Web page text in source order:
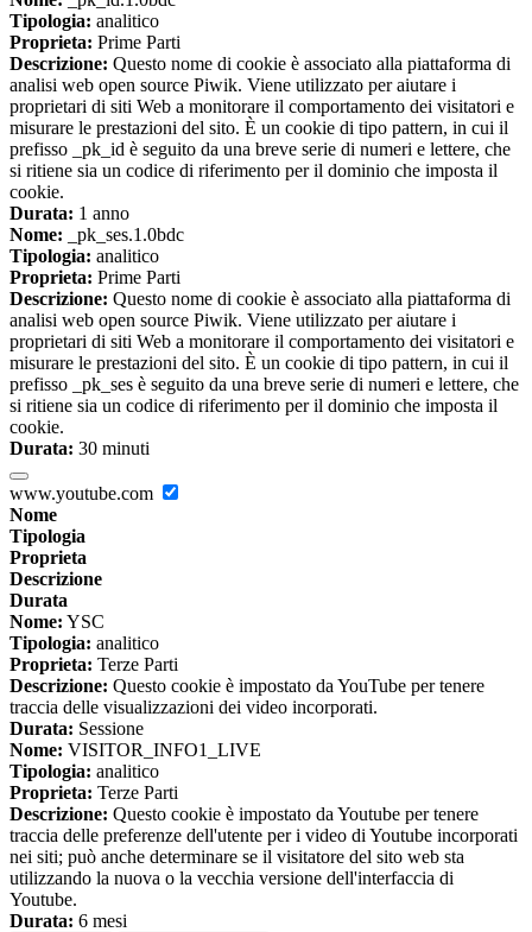
Tipologia: analitico
Proprieta: Prime Parti
Descrizione: Questo nome di cookie è associato alla piattaforma di
analisi web open source Piwik. Viene utilizzato per aiutare i
proprietari di siti Web a monitorare il comportamento dei visitatori e
misurare le prestazioni del sito. È un cookie di tipo pattern, in cui il
prefisso _pk_id è seguito da una breve serie di numeri e lettere, che
si ritiene sia un codice di riferimento per il dominio che imposta il
cookie.
Durata: 1 anno
Nome: _pk_ses.1.0bdc
Tipologia: analitico
Proprieta: Prime Parti
Descrizione: Questo nome di cookie è associato alla piattaforma di
analisi web open source Piwik. Viene utilizzato per aiutare i
proprietari di siti Web a monitorare il comportamento dei visitatori e
misurare le prestazioni del sito. È un cookie di tipo pattern, in cui il
prefisso _pk_ses è seguito da una breve serie di numeri e lettere, che
si ritiene sia un codice di riferimento per il dominio che imposta il
cookie.
Durata: 30 minuti
www.youtube.com
Nome
Tipologia
Proprieta
Descrizione
Durata
Nome: YSC
Tipologia: analitico
Proprieta: Terze Parti
Descrizione: Questo cookie è impostato da YouTube per tenere
traccia delle visualizzazioni dei video incorporati.
Durata: Sessione
Nome: VISITOR_INFO1_LIVE
Tipologia: analitico
Proprieta: Terze Parti
Descrizione: Questo cookie è impostato da Youtube per tenere
traccia delle preferenze dell'utente per i video di Youtube incorporati
nei siti; può anche determinare se il visitatore del sito web sta
utilizzando la nuova o la vecchia versione dell'interfaccia di
Youtube.
Durata: 6 mesi